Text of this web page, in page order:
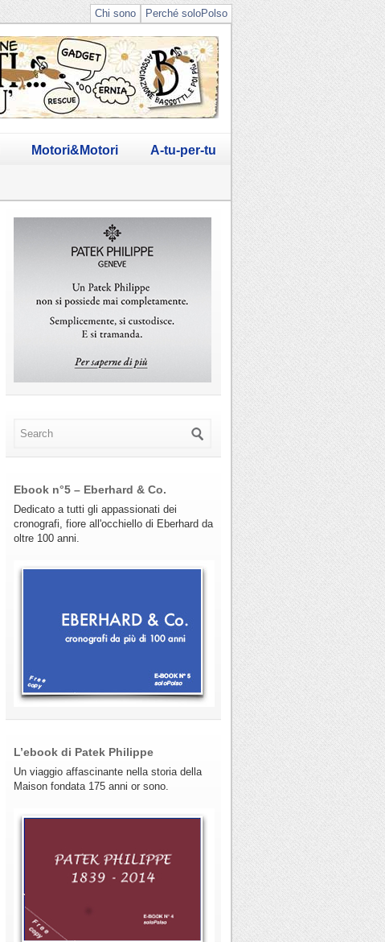
Perché soloPolso
Chi sono
Motori&Motori A-tu-per-tu
Ebook n°5 – Eberhard & Co.
Dedicato a tutti gli appassionati dei
cronografi, fiore all'occhiello di Eberhard da
oltre 100 anni.
L’ebook di Patek Philippe
Un viaggio affascinante nella storia della
Maison fondata 175 anni or sono.